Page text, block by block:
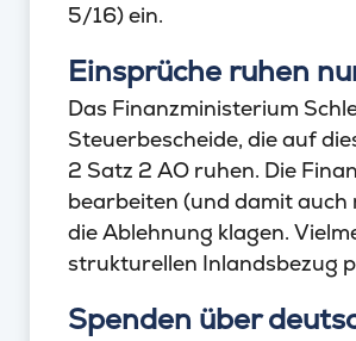
5/16) ein.
Einsprüche ruhen
Das Finanzministerium
Steuerbescheide, die auf
2 Satz 2 AO ruhen. Die
bearbeiten (und damit
die Ablehnung klagen.
strukturellen Inlandsbezug
Spenden über